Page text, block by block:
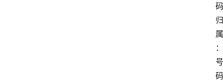
码
归
属
：
号
码